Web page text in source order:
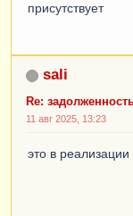
присутствует
sali
Re:
11 авг 2025, 13:23
это в